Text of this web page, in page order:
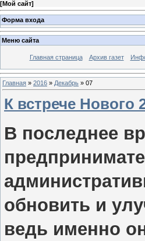
[Мой сайт]
Форма входа
Меню сайта
Главная страница Архив газет
Главная » 2016 » Декабрь » 07
К встрече Нового
В последнее
обновить и
ведь именно